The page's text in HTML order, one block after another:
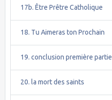
17b. Être Prêtre Catholique
18. Tu Aimeras ton Prochain
19. conclusion première partie
20. la mort des saints